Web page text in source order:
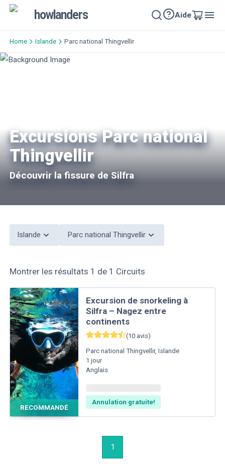
howlanders Aide
Home Islande Parc national Thingvellir
Excursions Parc national
Thingvellir
Découvrir la fissure de Silfra
Islande Parc national Thingvellir
Montrer les résultats 1 de 1 Circuits
RECOMMANDÉ
Excursion de snorkeling à
Silfra – Nagez entre
continents
(10 avis)
Parc national Thingvellir,Islande
1 jour
Anglais
Annulation gratuite!
1